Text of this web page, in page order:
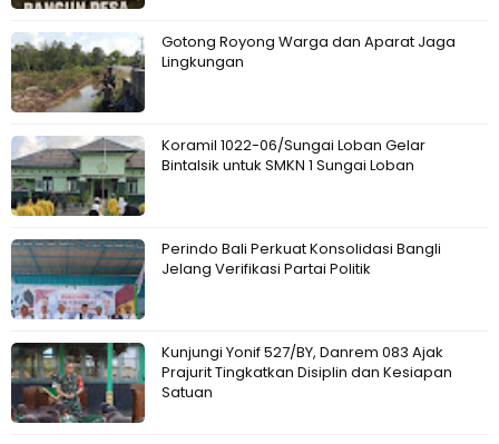
Gotong Royong Warga dan Aparat Jaga
Lingkungan
Koramil 1022-06/Sungai Loban Gelar
Bintalsik untuk SMKN 1 Sungai Loban
Perindo Bali Perkuat Konsolidasi Bangli
Jelang Verifikasi Partai Politik
Kunjungi Yonif 527/BY, Danrem 083 Ajak
Prajurit Tingkatkan Disiplin dan Kesiapan
Satuan